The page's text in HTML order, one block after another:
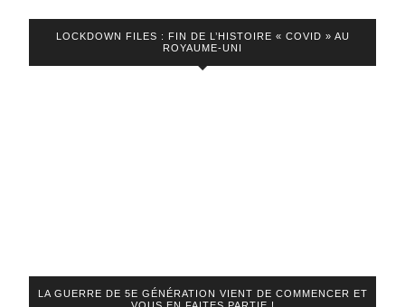
LOCKDOWN FILES : FIN DE L’HISTOIRE « COVID » AU
ROYAUME-UNI
LA GUERRE DE 5E GÉNÉRATION VIENT DE COMMENCER ET